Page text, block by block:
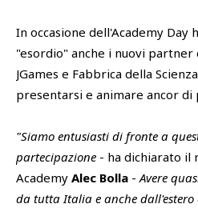
In occasione dell'Academy Day
"esordio" anche i nuovi partner
JGames e Fabbrica della
presentarsi e animare ancor di
"Siamo entusiasti di fronte a
partecipazione - ha dichiarato il
Academy Alec Bolla -Avere
da tutta Italia e anche